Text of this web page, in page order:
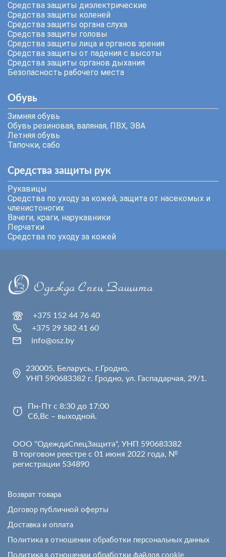
Средства защиты диэлектрические
Средства защиты коленей
Средства защиты органа слуха
Средства защиты головы
Средства защиты лица и органов зрения
Средства защиты от падения с высоты
Средства защиты органов дыхания
Безопасность рабочего места
Обувь
Зимняя обувь
Обувь резиновая, валяная, ПВХ, ЭВА
Летняя обувь
Тапочки, сабо
Средства защиты рук
Рукавицы
Средства по уходу за кожей, защита от насекомых и
членистоногих
Вачеги, краги, нарукавники
Перчатки
Средства по уходу за кожей
+375 152 44 76 40
+375 29 582 41 60
info@osz.by
230005, Беларусь, г.Гродно,
УНП 590683382 г. Гродно, ул. Гаспадарчая, 29/1.
Пн-Пт с 8:30 до 17:00
Сб,Вс – выходной.
ООО "ОдеждаСпецЗащита", УНП 590683382
В торговом реестре с 01 июня 2022 года, №
регистрации 534890
Возврат товара
Договор публичной оферты
Доставка и оплата
Политика в отношении обработки персональных данных
Политика в отношении обработки файлов cookie